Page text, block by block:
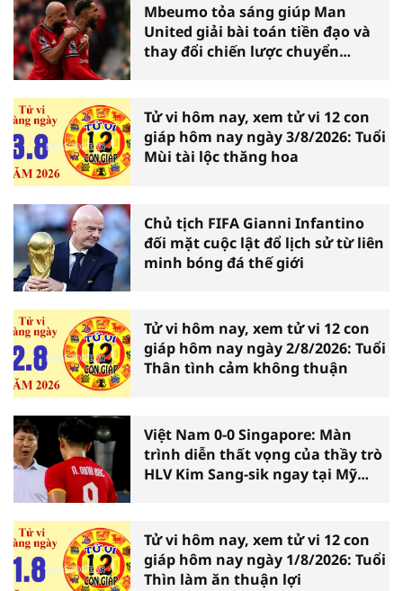
Mbeumo tỏa sáng giúp Man
United giải bài toán tiền đạo và
thay đổi chiến lược chuyển
Tử vi hôm nay, xem tử vi 12 con
giáp hôm nay ngày 3/8/2026: Tuổi
Mùi tài lộc thăng hoa
Chủ tịch FIFA Gianni Infantino
đối mặt cuộc lật đổ lịch sử từ liên
minh bóng đá thế giới
Tử vi hôm nay, xem tử vi 12 con
giáp hôm nay ngày 2/8/2026: Tuổi
Thân tình cảm không thuận
Việt Nam 0-0 Singapore: Màn
trình diễn thất vọng của thầy trò
HLV Kim Sang-sik ngay tại Mỹ
Tử vi hôm nay, xem tử vi 12 con
giáp hôm nay ngày 1/8/2026: Tuổi
Thìn làm ăn thuận lợi